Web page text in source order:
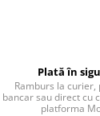
Plată în
Ramburs la
bancar sau direct cu
platforma